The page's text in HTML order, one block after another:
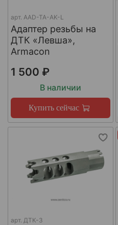
арт. AAD-TA-AK-L
Адаптер резьбы на
ДТК «Левша»,
Armacon
1 500 ₽
В наличии
Купить сейчас
арт. ДТК-3